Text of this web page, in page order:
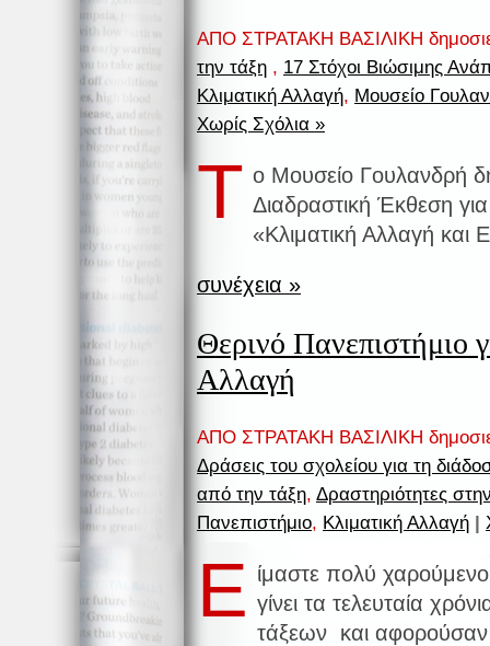
ΑΠΟ ΣΤΡΑΤΑΚΗ ΒΑΣΙΛΙΚΗ
την τάξη , 17 Στόχοι Βιώσιμης
Κλιματική Αλλαγή, Μουσείο
Χωρίς Σχόλια »
Τ ο Μουσείο Γουλανδρή
Διαδραστική Έκθεση
«Κλιματική Αλλαγή
συνέχεια »
Θερινό Πανεπιστήμιο
Αλλαγή
ΑΠΟ ΣΤΡΑΤΑΚΗ ΒΑΣΙΛΙΚΗ
Δράσεις του σχολείου για τη
από την τάξη, Δραστηριότητες
Πανεπιστήμιο, Κλιματική Αλλαγή |
Ε ίμαστε πολύ
γίνει τα τελευταία
τάξεων και